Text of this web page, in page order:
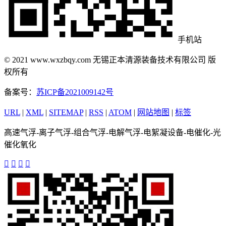
手机站
© 2021 www.wxzbqy.com 无锡正本清源装备技术有限公司 版
权所有
备案号： 苏ICP备2021009142号
URL | XML | SITEMAP | RSS | ATOM | 网站地图 | 标签
高速气浮-离子气浮-组合气浮-电解气浮-电絮凝设备-电催化-光
催化氧化
   